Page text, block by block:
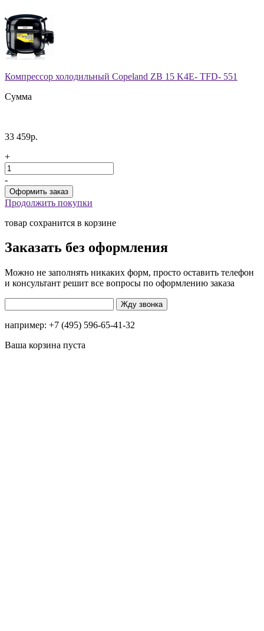
Компрессор холодильный Copeland ZB 15 K4E- TFD- 551
Сумма
33 459р.
+
-
Продолжить покупки
товар сохранится в корзине
Заказать без оформления
Можно не заполнять никаких форм, просто оставить телефон
и консультант решит все вопросы по оформлению заказа
например: +7 (495) 596-65-41-32
Ваша корзина пуста